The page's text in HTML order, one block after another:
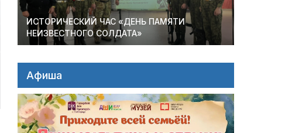
ИСТОРИЧЕСКИЙ ЧАС «ДЕНЬ ПАМЯТИ
НЕИЗВЕСТНОГО СОЛДАТА»
Афиша